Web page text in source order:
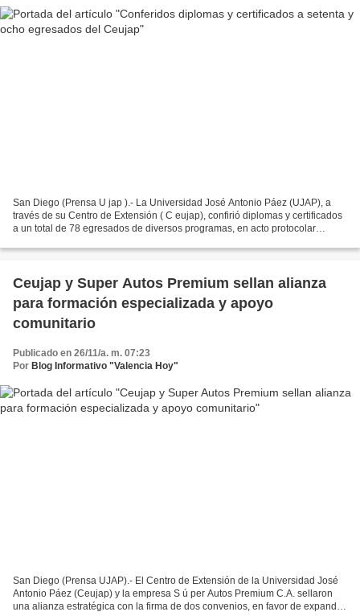
San Diego (Prensa U jap ).- La Universidad José Antonio Páez (UJAP), a
través de su Centro de Extensión ( C eujap), confirió diplomas y certificados
a un total de 78 egresados de diversos programas, en acto protocolar
Ceujap y Super Autos Premium sellan alianza
para formación especializada y apoyo
comunitario
Publicado en 26/11/a. m. 07:23
Por Blog Informativo "Valencia Hoy"
San Diego (Prensa UJAP).- El Centro de Extensión de la Universidad José
Antonio Páez (Ceujap) y la empresa S ú per Autos Premium C.A. sellaron
una alianza estratégica con la firma de dos convenios, en favor de expandir